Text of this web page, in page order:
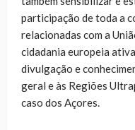
participação de toda a
relacionadas com a
cidadania europeia
divulgação e
geral e às Regiões
caso dos Açores.